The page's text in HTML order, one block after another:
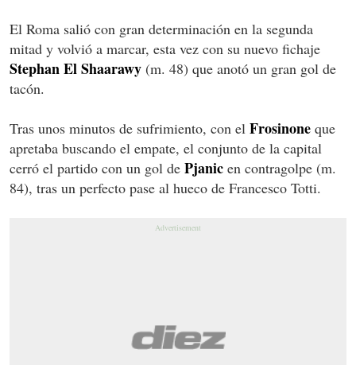
El Roma salió con gran determinación en la segunda
mitad y volvió a marcar, esta vez con su nuevo fichaje
Stephan El Shaarawy (m. 48) que anotó un gran gol de
tacón.
Tras unos minutos de sufrimiento, con el Frosinone que
apretaba buscando el empate, el conjunto de la capital
cerró el partido con un gol de Pjanic en contragolpe (m.
84), tras un perfecto pase al hueco de Francesco Totti.